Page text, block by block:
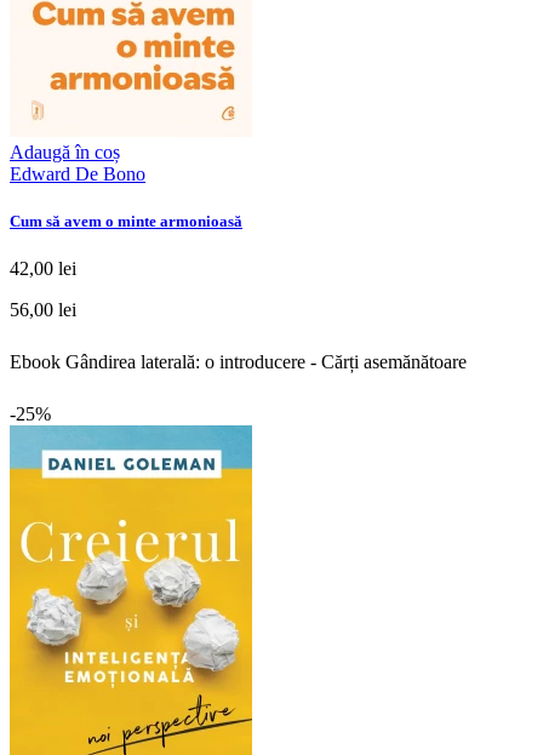
Adaugă în coș
Edward De Bono
Cum să avem o minte armonioasă
42,00 lei
56,00 lei
Ebook Gândirea laterală: o introducere - Cărți asemănătoare
-25%